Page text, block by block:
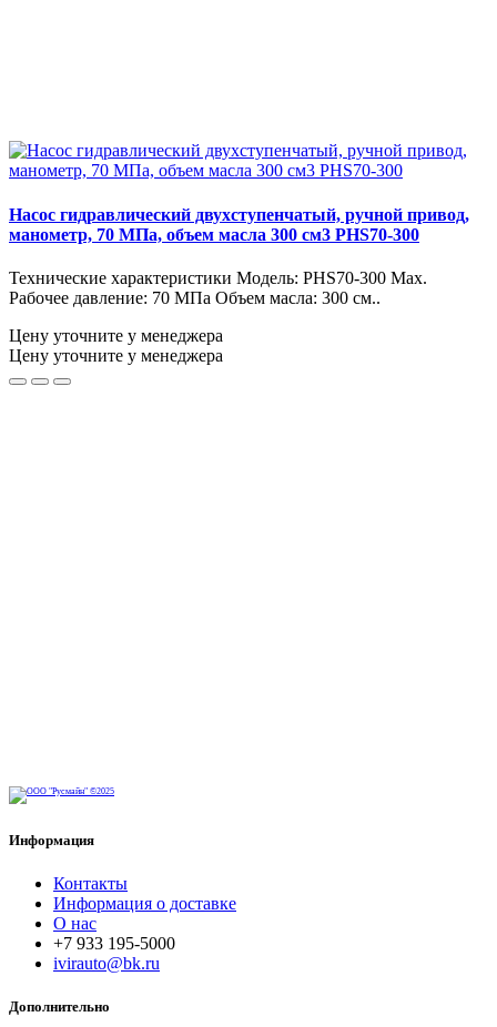
Насос гидравлический двухступенчатый, ручной привод,
манометр, 70 МПа, объем масла 300 см3 PHS70-300
Технические характеристики Модель: PHS70-300 Max.
Рабочее давление: 70 МПа Объем масла: 300 см..
Цену уточните у менеджера
Цену уточните у менеджера
Информация
Контакты
Информация о доставке
О нас
+7 933 195-5000
ivirauto@bk.ru
Дополнительно